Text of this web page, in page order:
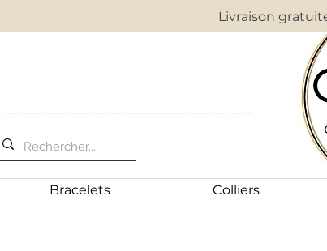
Livraison
Bracelets Colliers